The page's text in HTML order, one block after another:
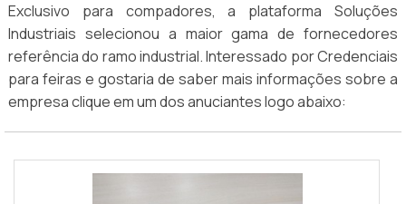
Exclusivo para compadores, a plataforma Soluções
Industriais selecionou a maior gama de fornecedores
referência do ramo industrial. Interessado por Credenciais
para feiras e gostaria de saber mais informações sobre a
empresa clique em um dos anuciantes logo abaixo: